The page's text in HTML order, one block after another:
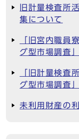
旧計量検査所
集について
「旧宮内職員
グ型市場調査
「旧計量検査
グ型市場調査
未利用財産の